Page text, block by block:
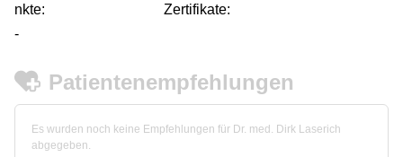
nkte:
Zertifikate:
-
Patientenempfehlungen
Es wurden noch keine Empfehlungen für Dr. med. Dirk Laserich
abgegeben.